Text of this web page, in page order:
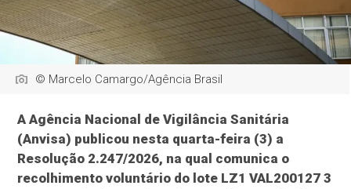
© Marcelo Camargo/Agência Brasil
A Agência Nacional de Vigilância Sanitária
(Anvisa) publicou nesta quarta-feira (3) a
Resolução 2.247/2026, na qual comunica o
recolhimento voluntário do lote LZ1 VAL200127 3